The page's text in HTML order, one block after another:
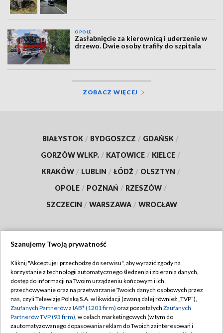
OPOLE
Zasłabnięcie za kierownicą i uderzenie w
drzewo. Dwie osoby trafiły do szpitala
ZOBACZ WIĘCEJ
BIAŁYSTOK / BYDGOSZCZ / GDAŃSK /
GORZÓW WLKP. / KATOWICE / KIELCE /
KRAKÓW / LUBLIN / ŁÓDŹ / OLSZTYN /
OPOLE / POZNAŃ / RZESZÓW /
SZCZECIN / WARSZAWA / WROCŁAW
TVP
Abonament TVP
Emisja w TVP
Centrum informacji TVP
Regulamin TVP
Polityka prywatności
Moje zgody
Szanujemy Twoją prywatność
Kliknij "Akceptuję i przechodzę do serwisu", aby wyrazić zgody na
korzystanie z technologii automatycznego śledzenia i zbierania danych,
dostęp do informacji na Twoim urządzeniu końcowym i ich
przechowywanie oraz na przetwarzanie Twoich danych osobowych przez
nas, czyli Telewizję Polską S.A. w likwidacji (zwaną dalej również „TVP”),
Zaufanych Partnerów z IAB* (1201 firm) oraz pozostałych Zaufanych
Partnerów TVP (93 firm), w celach marketingowych (w tym do
zautomatyzowanego dopasowania reklam do Twoich zainteresowań i